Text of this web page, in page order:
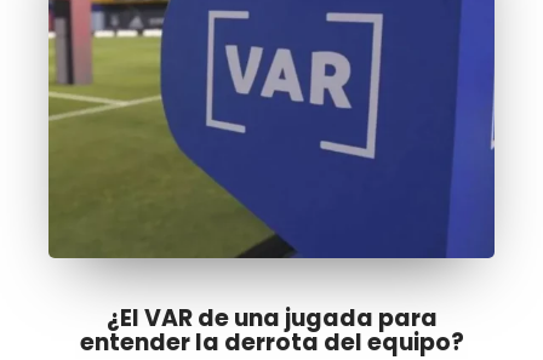
¿El VAR de una jugada para
entender la derrota del equipo?